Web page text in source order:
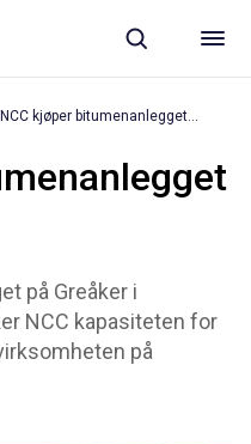
på Greåker i
NCC kapasiteten for
på